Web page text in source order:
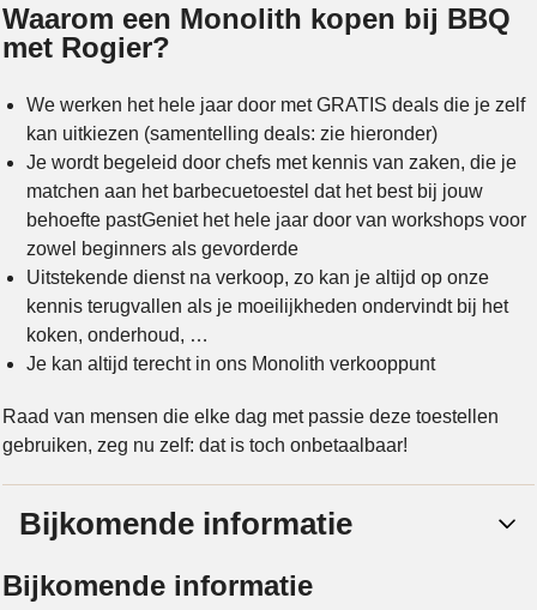
Waarom een Monolith kopen bij BBQ
met Rogier?
We werken het hele jaar door met GRATIS deals die je zelf
kan uitkiezen (samentelling deals: zie hieronder)
Je wordt begeleid door chefs met kennis van zaken, die je
matchen aan het barbecuetoestel dat het best bij jouw
behoefte pastGeniet het hele jaar door van workshops voor
zowel beginners als gevorderde
Uitstekende dienst na verkoop, zo kan je altijd op onze
kennis terugvallen als je moeilijkheden ondervindt bij het
koken, onderhoud, …
Je kan altijd terecht in ons Monolith verkooppunt
Raad van mensen die elke dag met passie deze toestellen
gebruiken, zeg nu zelf: dat is toch onbetaalbaar!
Bijkomende informatie
Bijkomende informatie